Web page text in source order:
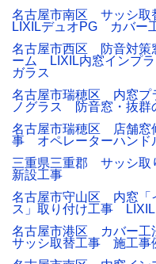
名古屋市南区 サッシ
LIXILデュオPG カバー
名古屋市西区 防音対策
ーム LIXIL内窓インプラ
ガラス
名古屋市瑞穂区 内窓プ
ノグラス 防音窓・抜群
名古屋市瑞穂区 店舗窓
事 オペレーターハンド
三重県三重郡 サッシ
新設工事
名古屋市守山区 内窓「
ス」取り付け工事 LIXIL
名古屋市港区 カバー工
サッシ取替工事 施工事